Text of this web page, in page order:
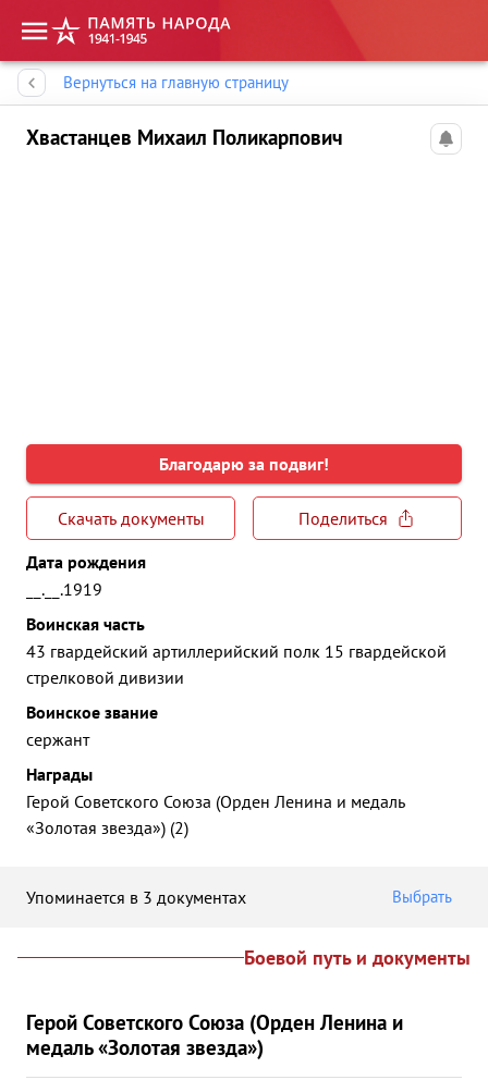
Вернуться на главную страницу
Хвастанцев Михаил Поликарпович
Благодарю за подвиг!
Скачать документы
Поделиться
Дата рождения
__.__.1919
Воинская часть
43 гвардейский артиллерийский полк 15 гвардейской
стрелковой дивизии
Воинское звание
сержант
Награды
Герой Советского Союза (Орден Ленина и медаль
«Золотая звезда») (2)
Упоминается в 3 документах Выбрать
Боевой путь и документы
Герой Советского Союза (Орден Ленина и
медаль «Золотая звезда»)
Память народа